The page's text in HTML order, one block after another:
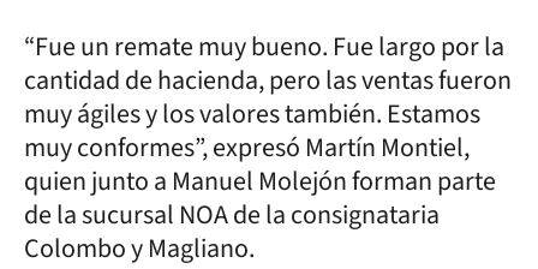
“Fue un remate muy bueno. Fue largo por la
cantidad de hacienda, pero las ventas fueron
muy ágiles y los valores también. Estamos
muy conformes”, expresó Martín Montiel,
quien junto a Manuel Molejón forman parte
de la sucursal NOA de la consignataria
Colombo y Magliano.